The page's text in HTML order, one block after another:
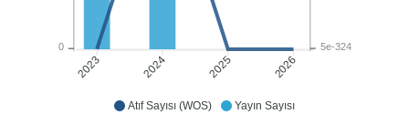
Atıf Sayısı (WOS) Yayın Sayısı
2023 2024 2025 2026
5e-324
0